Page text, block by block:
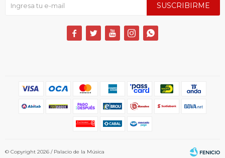
SUSCRIBIRME
    
© Copyright 2026 / Palacio de la Música